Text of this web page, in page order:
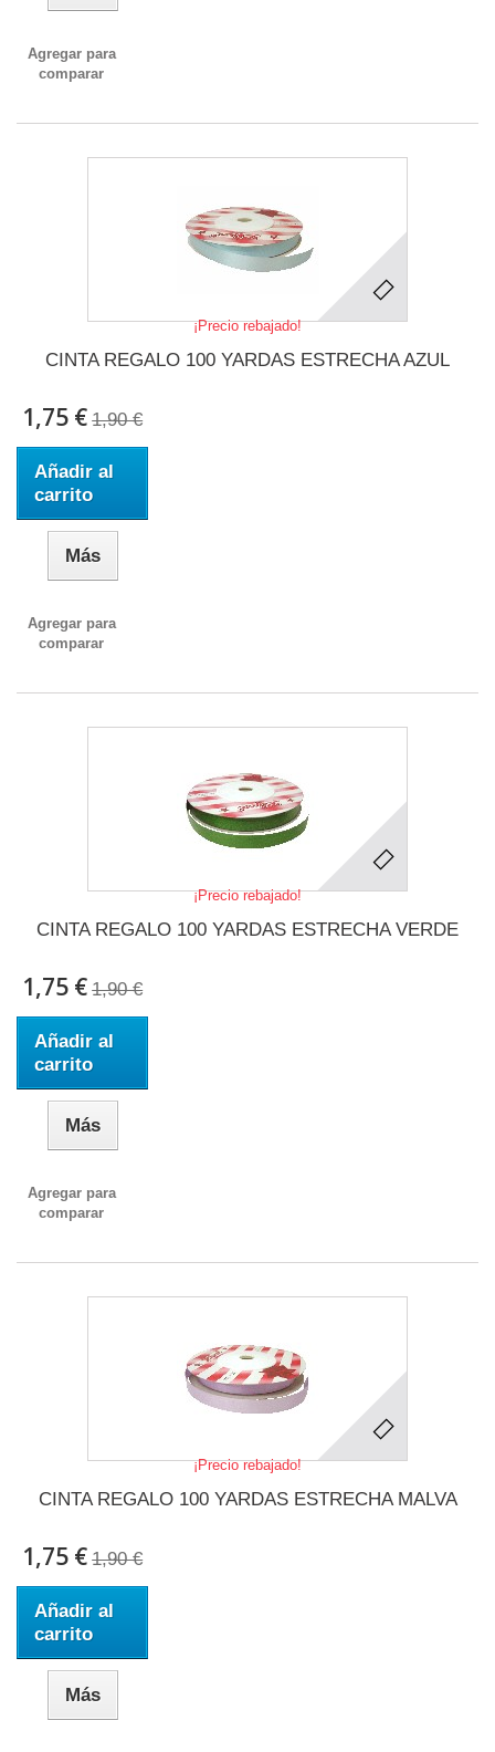
Agregar para
comparar
¡Precio rebajado!
CINTA REGALO 100 YARDAS ESTRECHA AZUL
1,75 € 1,90 €
Añadir al
carrito
Más
Agregar para
comparar
¡Precio rebajado!
CINTA REGALO 100 YARDAS ESTRECHA VERDE
1,75 € 1,90 €
Añadir al
carrito
Más
Agregar para
comparar
¡Precio rebajado!
CINTA REGALO 100 YARDAS ESTRECHA MALVA
1,75 € 1,90 €
Añadir al
carrito
Más